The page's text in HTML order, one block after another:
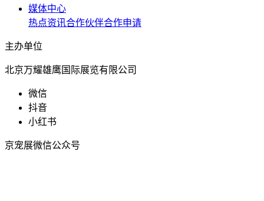
媒体中心
热点资讯合作伙伴合作申请
主办单位
北京万耀雄鹰国际展览有限公司
微信
抖音
小红书
京宠展微信公众号